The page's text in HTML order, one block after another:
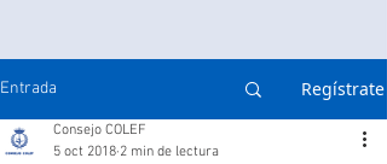
Entrada Regístrate
Consejo COLEF
5 oct 2018 2 min de lectura